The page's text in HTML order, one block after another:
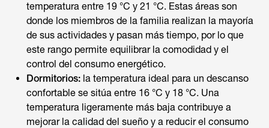
temperatura entre 19 °C y 21 °C. Estas áreas son
donde los miembros de la familia realizan la mayoría
de sus actividades y pasan más tiempo, por lo que
este rango permite equilibrar la comodidad y el
control del consumo energético.
Dormitorios: la temperatura ideal para un descanso
confortable se sitúa entre 16 °C y 18 °C. Una
temperatura ligeramente más baja contribuye a
mejorar la calidad del sueño y a reducir el consumo